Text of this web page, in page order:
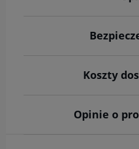
Koszty
Cena nie zawiera
Opinie o